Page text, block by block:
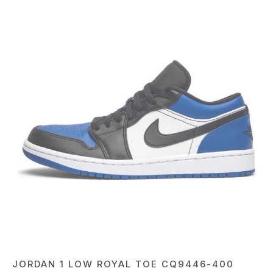
JORDAN 1 LOW ROYAL TOE CQ9446-400